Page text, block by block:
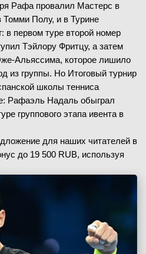
Рафа провалил Мастерс в
Томми Полу, и в Турине
в первом туре второй номер
Тэйлору Фритцу, а затем
Альяссима, которое лишило
из группы. Но Итоговый турнир
школы тенниса
Рафаэль Надаль обыграл
группового этапа ивента в
для наших читателей в
до 19 500 RUB, используя